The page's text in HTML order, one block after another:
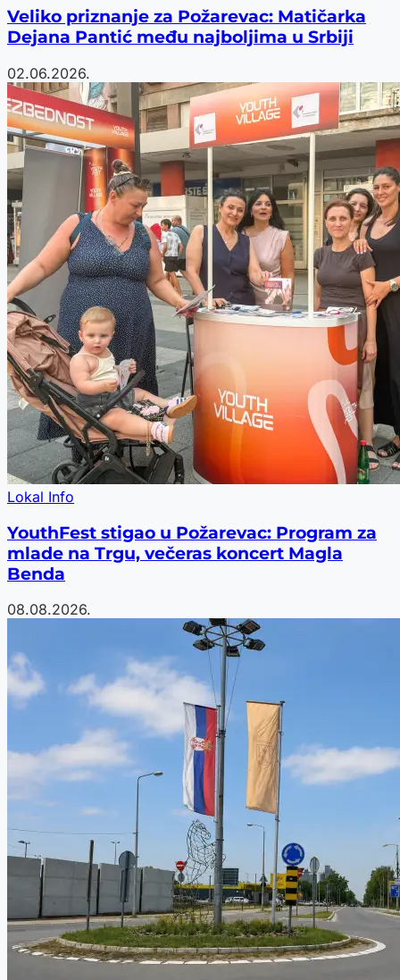
Veliko priznanje za Požarevac: Matičarka
Dejana Pantić među najboljima u Srbiji
02.06.2026.
Lokal Info
YouthFest stigao u Požarevac: Program za
mlade na Trgu, večeras koncert Magla
Benda
08.08.2026.